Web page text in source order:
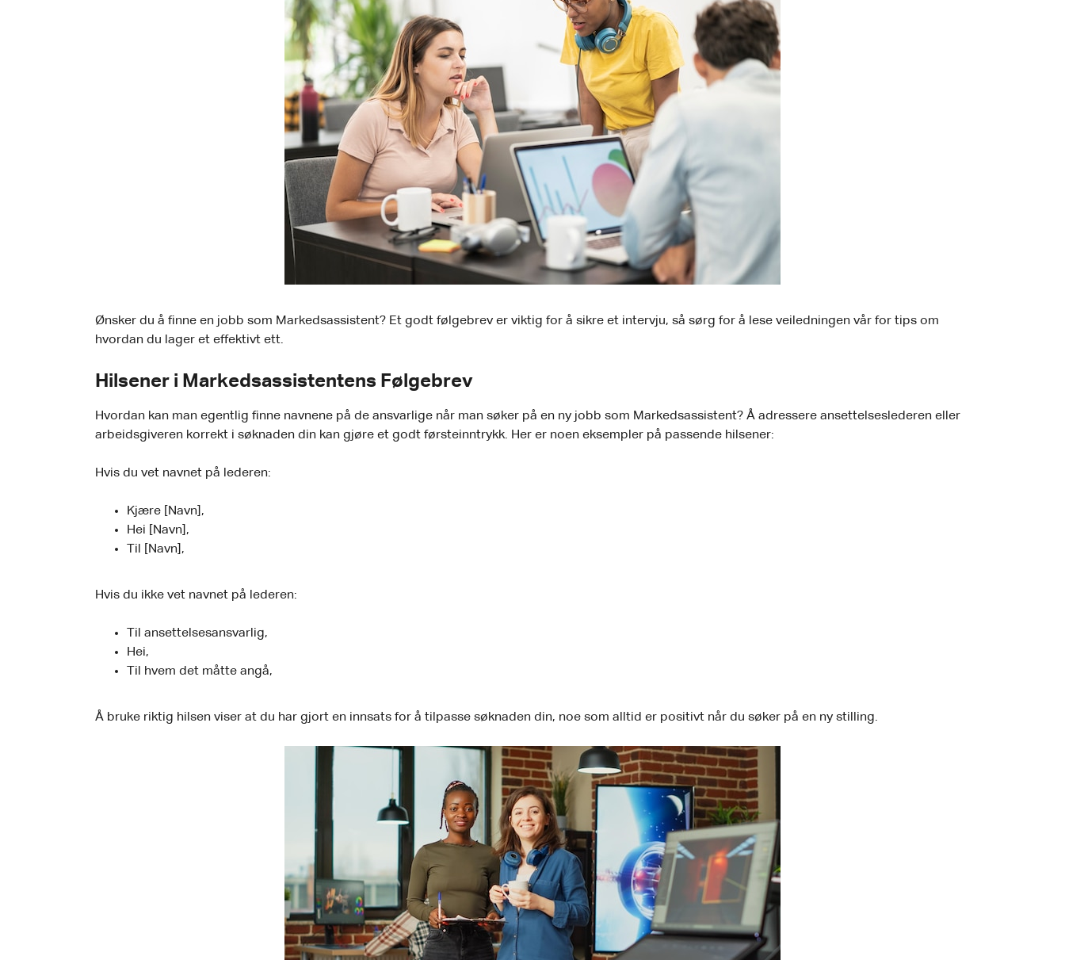
Ønsker du å finne en jobb som Markedsassistent? Et godt følgebrev er viktig for å sikre et intervju, så sørg for å lese veiledningen vår for tips om
hvordan du lager et effektivt ett.
Hilsener i Markedsassistentens Følgebrev
Hvordan kan man egentlig finne navnene på de ansvarlige når man søker på en ny jobb som Markedsassistent? Å adressere ansettelseslederen eller
arbeidsgiveren korrekt i søknaden din kan gjøre et godt førsteinntrykk. Her er noen eksempler på passende hilsener:
Hvis du vet navnet på lederen:
Kjære [Navn],
Hei [Navn],
Til [Navn],
Hvis du ikke vet navnet på lederen:
Til ansettelsesansvarlig,
Hei,
Til hvem det måtte angå,
Å bruke riktig hilsen viser at du har gjort en innsats for å tilpasse søknaden din, noe som alltid er positivt når du søker på en ny stilling.